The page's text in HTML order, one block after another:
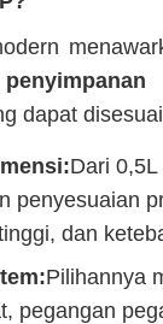
dapat
Dari
penyesuaian
dan
Pilihannya
pegangan